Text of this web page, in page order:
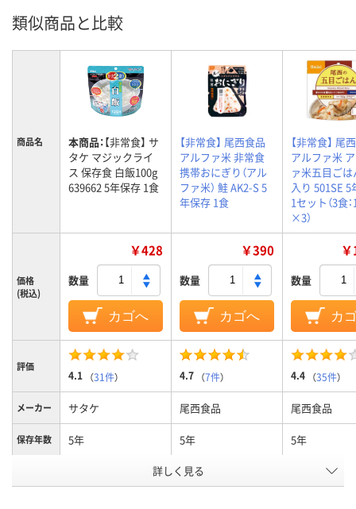
類似商品と比較
商品名 本商品：【非常食】 サ
タケ マジックライ
ス 保存食 白飯100g
639662 5年保存 1食
【非常食】 尾西食品
アルファ米 非常食
携帯おにぎり（アル
ファ米） 鮭 AK2-S 5
年保存 1食
【非常食】 尾
アルファ米
ァ米五目ご
入り 501SE 5
1セット（3食
×3）
価格
(税込)
￥428
数量
カゴへ
￥390
数量
カゴへ
数量
カ
評価
4.1 （31件） 4.7 （7件） 4.4 （35件）
メーカー サタケ 尾西食品 尾西食品
保存年数 5年 5年 5年
詳しく見る